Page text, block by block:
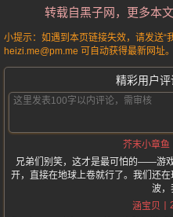
转载自黑子网，更多本
小提示：如遇到本页链接失效，请发送“
heizi.me@pm.me 可自动获得最新网址
精彩用户
芥末小章鱼
兄弟们别笑，这才是最可怕的——游
开，直接在地球上卷就行了。我们还
波，
涵宝贝